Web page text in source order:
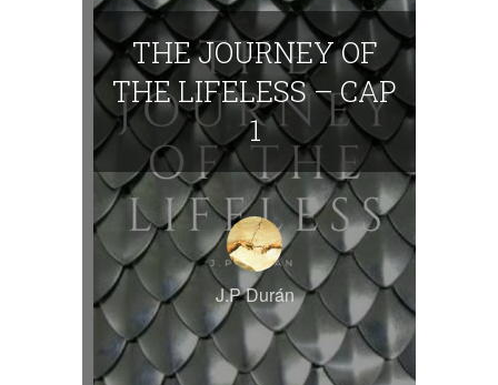
THE JOURNEY OF
THE LIFELESS – CAP
1
J.P Durán